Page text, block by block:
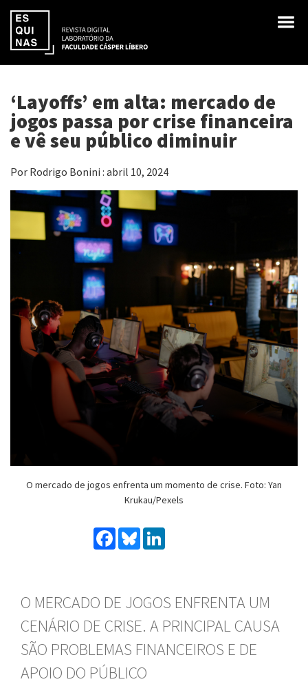
‘Layoffs’ em alta: mercado de
jogos passa por crise financeira
e vê seu público diminuir
Por Rodrigo Bonini : abril 10, 2024
O mercado de jogos enfrenta um momento de crise. Foto: Yan
Krukau/Pexels
Facebook
Bluesky
O MERCADO DE JOGOS ENFRENTA UM
CENÁRIO DE CRISE. A PRINCIPAL CAUSA
SÃO PROBLEMAS FINANCEIROS E DE
APOIO DO PÚBLICO